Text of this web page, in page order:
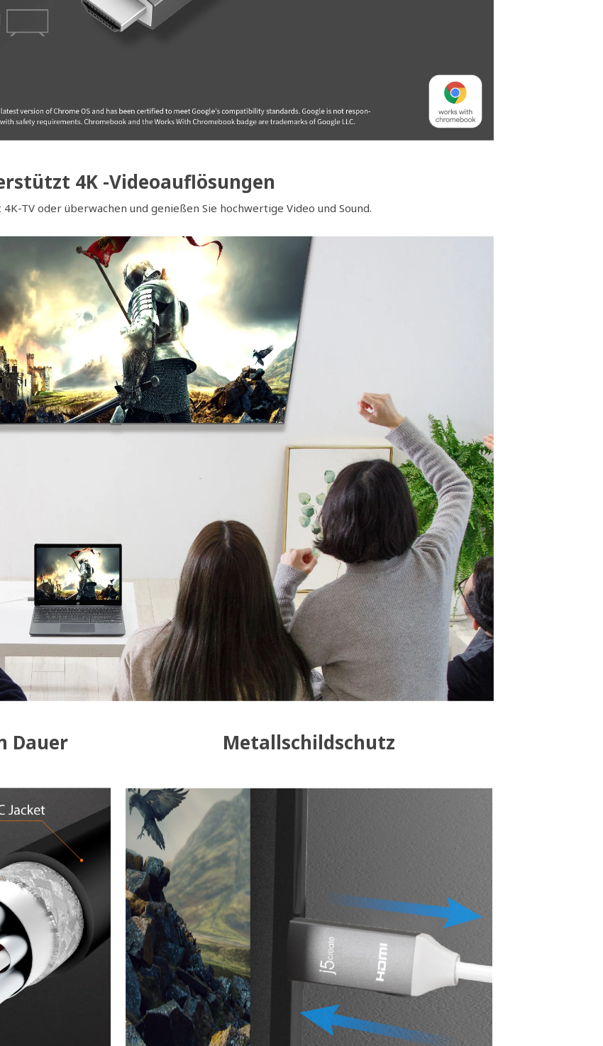
4K -Videoauflösungen
TV oder überwachen und genießen Sie hochwertige Video und Sound.
Dauer
Metallschildschutz